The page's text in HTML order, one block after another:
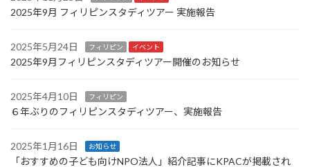
2025年9月 フィリピンスタディツアー 実施報告
2025年5月24日 フィリピン イベント
2025年9月フィリピンスタディツアー開催のお知らせ
2025年4月10日 フィリピン
６年ぶりのフィリピンスタディツアー、実施報告
2025年1月16日 お知らせ
「おすすめの子ども向けNPO法人」紹介記事にKPACが掲載され